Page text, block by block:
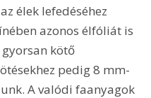
élek lefedéséhez
azonos élfóliát is
gyorsan kötő
pedig 8 mm-
A valódi faanyagok